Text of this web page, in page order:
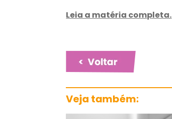
Leia a matéria completa.
Veja também: